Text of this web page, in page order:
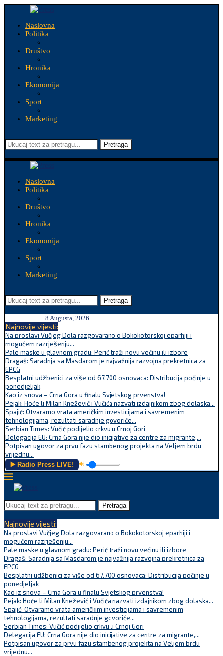
Naslovna
Politika
Društvo
Hronika
Ekonomija
Sport
Marketing
Pretraga
Naslovna
Politika
Društvo
Hronika
Ekonomija
Sport
Marketing
Pretraga
8 Augusta, 2026
Najnovije vijesti:
Na proslavi Vučjeg Dola razgovarano o Bokokotorskoj eparhiji i
mogućem razrješenju...
Pale maske u glavnom gradu: Perić traži novu većinu ili izbore
Dragaš: Saradnja sa Masdarom je najvažnija razvojna prekretnica za
EPCG
Besplatni udžbenici za više od 67.700 osnovaca: Distribucija počinje u
ponedjeljak
Kao iz snova – Crna Gora u finalu Svjetskog prvenstva!
Pejak: Hoće li Milan Knežević i Vučića nazvati izdajnikom zbog dolaska...
Spajić: Otvaramo vrata američkim investicijama i savremenim
tehnologijama, rezultati saradnje govoriće...
Serbian Times: Vučić podijelio crkvu u Crnoj Gori
Delegacija EU: Crna Gora nije dio inicijative za centre za migrante,...
Potpisan ugovor za prvu fazu stambenog projekta na Veljem brdu
vrijednu...
▶️ Radio Press LIVE! 🔊
Pretraga
Najnovije vijesti:
Na proslavi Vučjeg Dola razgovarano o Bokokotorskoj eparhiji i
mogućem razrješenju...
Pale maske u glavnom gradu: Perić traži novu većinu ili izbore
Dragaš: Saradnja sa Masdarom je najvažnija razvojna prekretnica za
EPCG
Besplatni udžbenici za više od 67.700 osnovaca: Distribucija počinje u
ponedjeljak
Kao iz snova – Crna Gora u finalu Svjetskog prvenstva!
Pejak: Hoće li Milan Knežević i Vučića nazvati izdajnikom zbog dolaska...
Spajić: Otvaramo vrata američkim investicijama i savremenim
tehnologijama, rezultati saradnje govoriće...
Serbian Times: Vučić podijelio crkvu u Crnoj Gori
Delegacija EU: Crna Gora nije dio inicijative za centre za migrante,...
Potpisan ugovor za prvu fazu stambenog projekta na Veljem brdu
vrijednu...